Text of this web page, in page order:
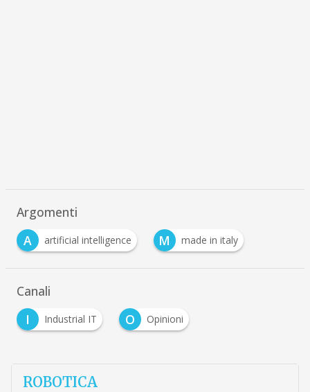
Argomenti
A
artificial intelligence M made in italy
Canali
I
Industrial IT O Opinioni
ROBOTICA